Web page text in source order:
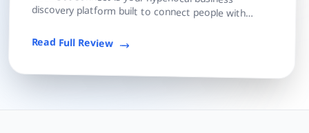
Read Full Review